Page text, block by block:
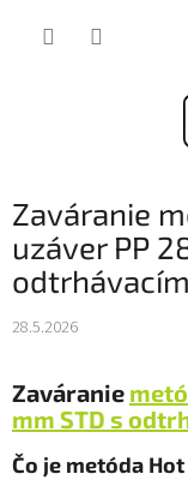
Zaváranie
uzáver PP
28.5.2026
Zaváranie
mm STD s
Čo je metóda